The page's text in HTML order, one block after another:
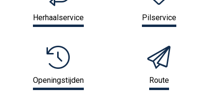
Herhaalservice Pilservice
Openingstijden Route